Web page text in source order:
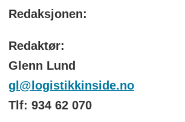
Redaksjonen:
Redaktør:
Glenn Lund
gl@logistikkinside.no
Tlf: 934 62 070